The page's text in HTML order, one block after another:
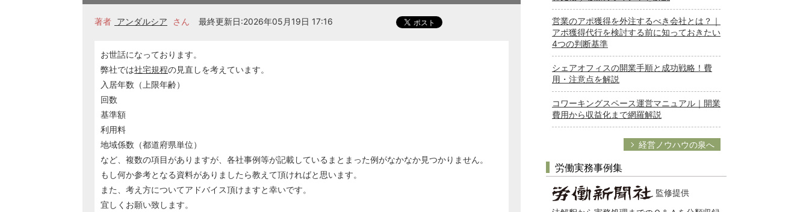
著者 アンダルシア さん 最終更新日:2026年05月19日 17:16
お世話になっております。
弊社では社宅規程の見直しを考えています。
入居年数（上限年齢）
回数
基準額
利用料
地域係数（都道府県単位）
など、複数の項目がありますが、各社事例等が記載しているまとまった例がなかなか見つかりません。
もし何か参考となる資料がありましたら教えて頂ければと思います。
また、考え方についてアドバイス頂けますと幸いです。
宜しくお願い致します。
営業のアポ獲得を外注するべき会社とは？｜
アポ獲得代行を検討する前に知っておきたい
4つの判断基準
シェアオフィスの開業手順と成功戦略！費
用・注意点を解説
コワーキングスペース運営マニュアル｜開業
費用から収益化まで網羅解説
経営ノウハウの泉へ
労働実務事例集
監修提供